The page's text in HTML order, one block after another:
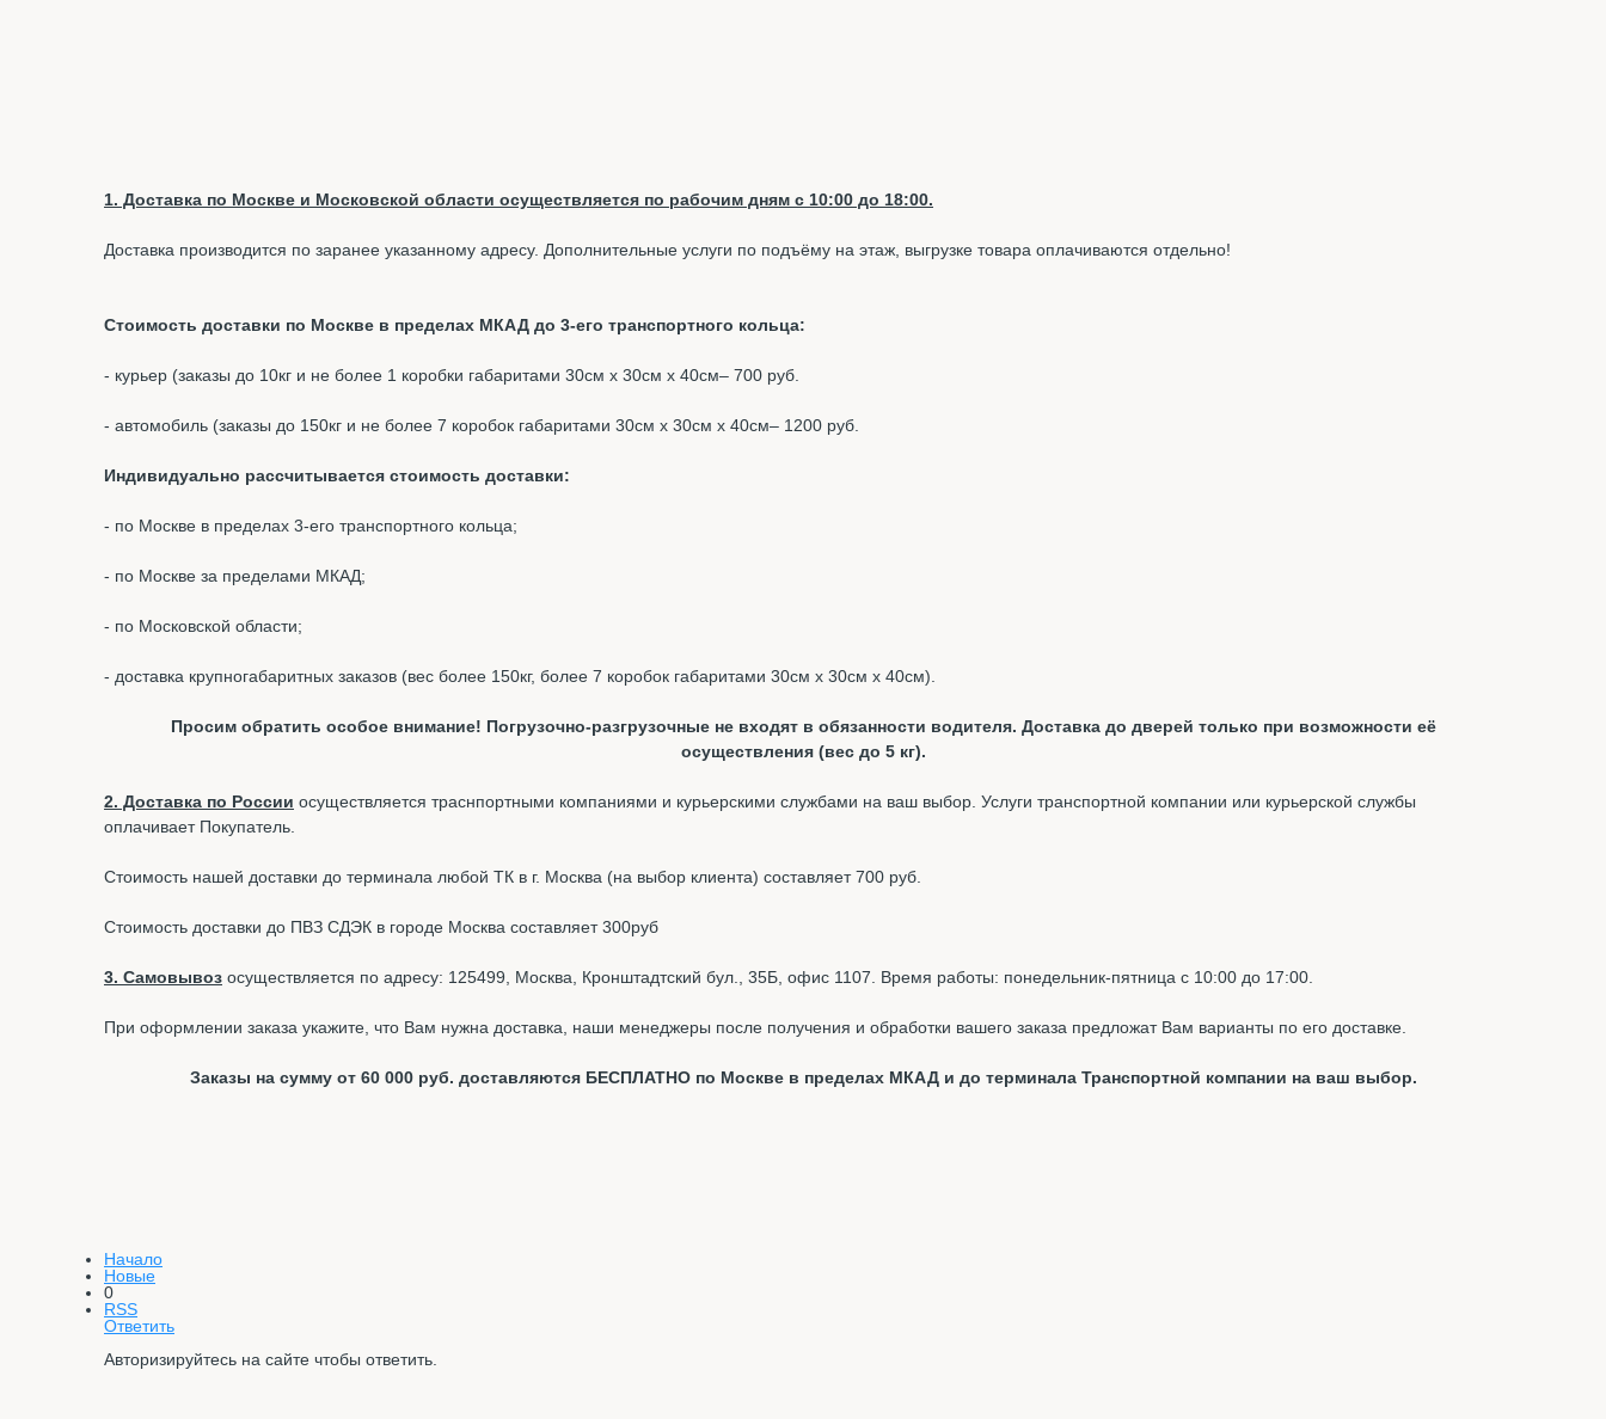
1. Доставка по Москве и Московской области осуществляется по рабочим дням с 10:00 до 18:00.
Доставка производится по заранее указанному адресу. Дополнительные услуги по подъёму на этаж, выгрузке товара оплачиваются отдельно!
Стоимость доставки по Москве в пределах МКАД до 3-его транспортного кольца:
- курьер (заказы до 10кг и не более 1 коробки габаритами 30см х 30см х 40см– 700 руб.
- автомобиль (заказы до 150кг и не более 7 коробок габаритами 30см х 30см х 40см– 1200 руб.
Индивидуально рассчитывается стоимость доставки:
- по Москве в пределах 3-его транспортного кольца;
- по Москве за пределами МКАД;
- по Московской области;
- доставка крупногабаритных заказов (вес более 150кг, более 7 коробок габаритами 30см х 30см х 40см).
Просим обратить особое внимание! Погрузочно-разгрузочные не входят в обязанности водителя. Доставка до дверей только при возможности её
осуществления (вес до 5 кг).
2. Доставка по России осуществляется траснпортными компаниями и курьерскими службами на ваш выбор. Услуги транспортной компании или курьерской службы
оплачивает Покупатель.
Стоимость нашей доставки до терминала любой ТК в г. Москва (на выбор клиента) составляет 700 руб.
Стоимость доставки до ПВЗ СДЭК в городе Москва составляет 300руб
3. Самовывоз осуществляется по адресу: 125499, Москва, Кронштадтский бул., 35Б, офис 1107. Время работы: понедельник-пятница с 10:00 до 17:00.
При оформлении заказа укажите, что Вам нужна доставка, наши менеджеры после получения и обработки вашего заказа предложат Вам варианты по его доставке.
Заказы на сумму от 60 000 руб. доставляются БЕСПЛАТНО по Москве в пределах МКАД и до терминала Транспортной компании на ваш выбор.
Начало
Новые
0
RSS
Ответить
Авторизируйтесь на сайте чтобы ответить.